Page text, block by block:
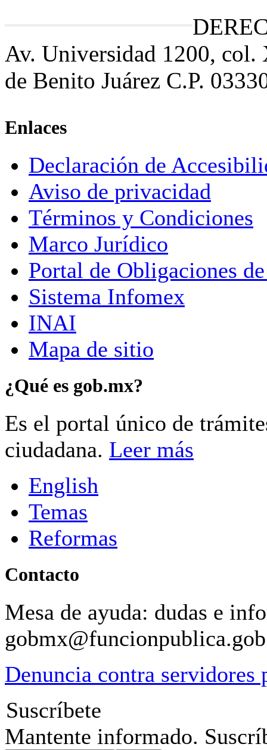
Av. Universidad 1200,
de Benito Juárez C.P.
Enlaces
Declaración de
Aviso de privacidad
Términos y Condiciones
Marco Jurídico
Portal de Obligaciones
Sistema Infomex
INAI
Mapa de sitio
¿Qué es gob.mx?
Es el portal único de
ciudadana. Leer más
English
Temas
Reformas
Contacto
Mesa de ayuda: dudas e
Denuncia contra servidores
Suscríbete
Mantente informado.